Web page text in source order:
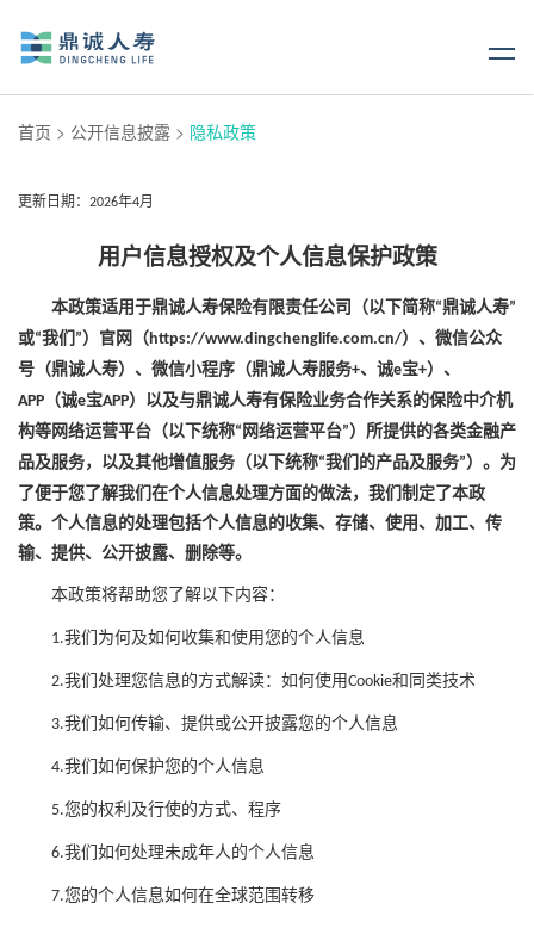
首页 > 公开信息披露 > 隐私政策
更新日期 ： 2026年4月
用户信息授权及个人信息保护政策
本政策适用于鼎诚人寿保险有限责任公司（以下简称“鼎诚人寿”
或“我们 ”）官网 （https://www.dingchenglife.com.cn/）、 微信公众
号（鼎诚人寿）、微信小程序（鼎诚人寿服务+、诚e宝+） 、
APP （诚e宝APP）以及与鼎诚人寿有保险业务合作关系的保险中介机
构等网络运营平台（以下统称“ 网络运营平台”）所提供的各类金融产
品及服务，以及其他增值服务（以下统称“我们的产品及服务”）。 为
了便于您了解我们在个人信息处理方面的做法，我们制定了本政
策。个人信息的处理包括个人信息的收集、存储、使用、加工、传
输、提供、公开披露、删除等。
本政策将帮助您了解以下内容：
1.我们为何及如何收集和使用您的个人信息
2.我们处理您信息的方式解读：如何使用Cookie和同类技术
3.我们如何传输、提供或公开披露您的个人信息
4.我们如何保护您的个人信息
5.您的权利及行使的方式、程序
6.我们如何处理未成年人的个人信息
7.您的个人信息如何在全球范围转移